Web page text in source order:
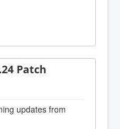
Patch
updates from